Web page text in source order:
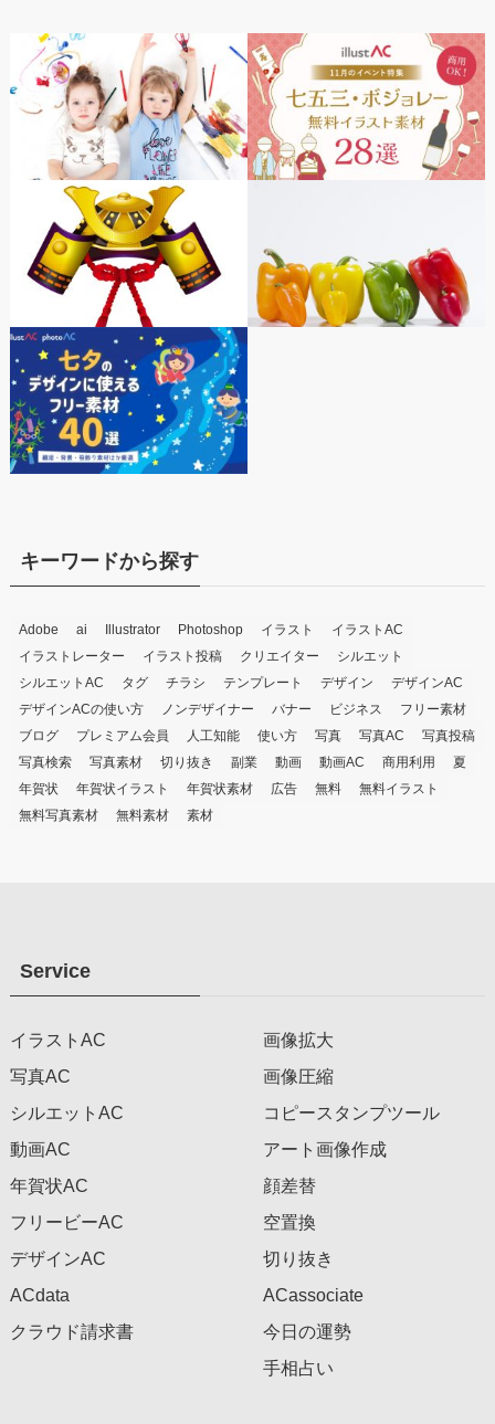
キーワードから探す
Adobe ai Illustrator Photoshop イラスト
イラストAC
イラストレーター
イラスト投稿 クリエイター
シルエット
シルエットAC
タグ チラシ テンプレート デザイン
デザインAC
デザインACの使い方
ノンデザイナー バナー ビジネス
フリー素材
ブログ
プレミアム会員 人工知能 使い方 写真 写真AC
写真投稿
写真検索
写真素材 切り抜き 副業 動画 動画AC 商用利用
夏
年賀状
年賀状イラスト 年賀状素材 広告 無料
無料イラスト
無料写真素材
無料素材 素材
Service
イラストAC
写真AC
シルエットAC
動画AC
年賀状AC
フリービーAC
デザインAC
ACdata
クラウド請求書
画像拡大
画像圧縮
コピースタンプツール
アート画像作成
顔差替
空置換
切り抜き
ACassociate
今日の運勢
手相占い